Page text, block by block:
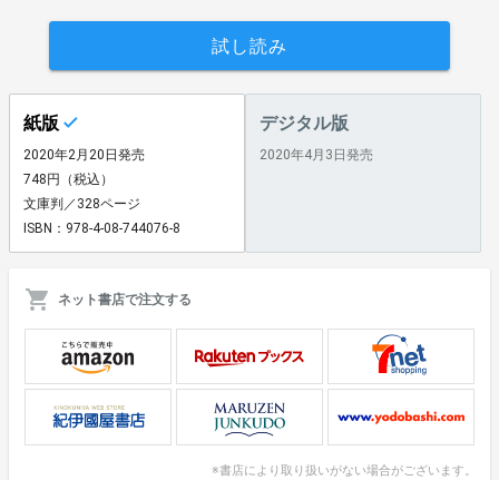
試し読み
紙版
2020年2月20日発売
748円（税込）
文庫判／328ページ
ISBN：978-4-08-744076-8
デジタル版
2020年4月3日発売
ネット書店で注文する
※書店により取り扱いがない場合がございます。